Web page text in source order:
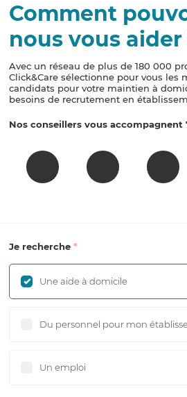
Comment
nous vous aider
Avec un réseau de plus de 180 000
Click&Care sélectionne pour vous les
candidats pour votre maintien à
besoins de recrutement en
Nos conseillers vous accompagnent
Je recherche
Une aide à domicile
Du personnel pour mon
Un emploi